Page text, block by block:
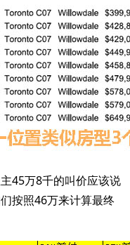
45万8千的叫价应该说
按照46万来计算最终